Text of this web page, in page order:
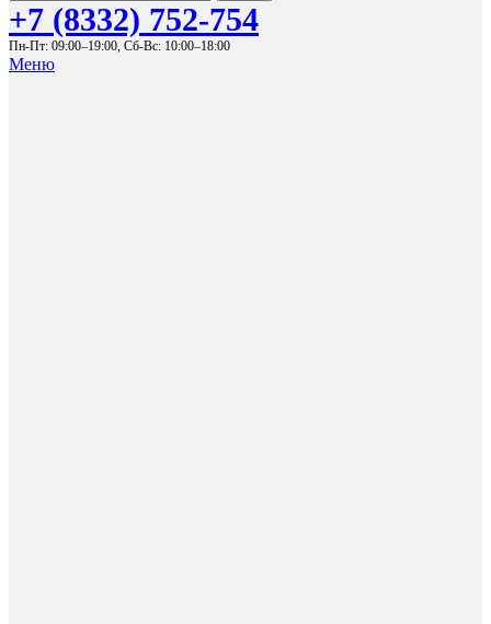
+7 (8332) 752-754
Пн-Пт: 09:00–19:00, Сб-Вс: 10:00–18:00
Меню